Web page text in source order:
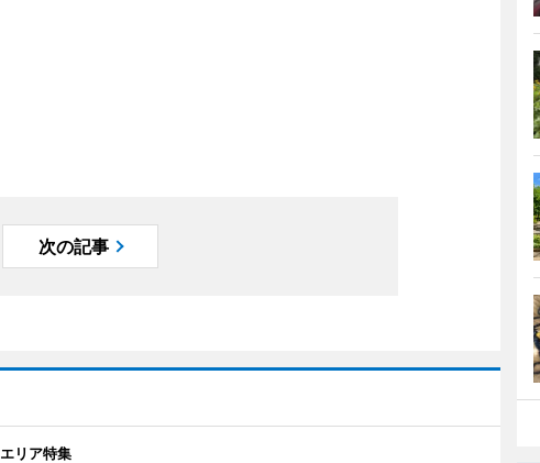
次の記事
エリア特集